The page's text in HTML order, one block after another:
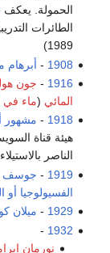
الحمولة. يعكف
الطائرات
1989)
1908
- أبرهام
1916
- جون
المائي (ماء في
1918
- مشهور
هيئة قناة
الناصر
1919
- جوسف
الفسيولوجيا أو
1929
- ميلان
1932
-
نورمان